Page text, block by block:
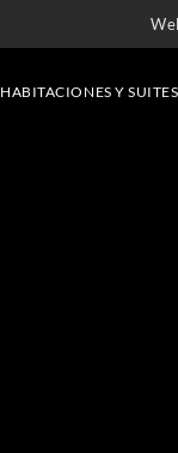
HABITACIONES Y SUITES